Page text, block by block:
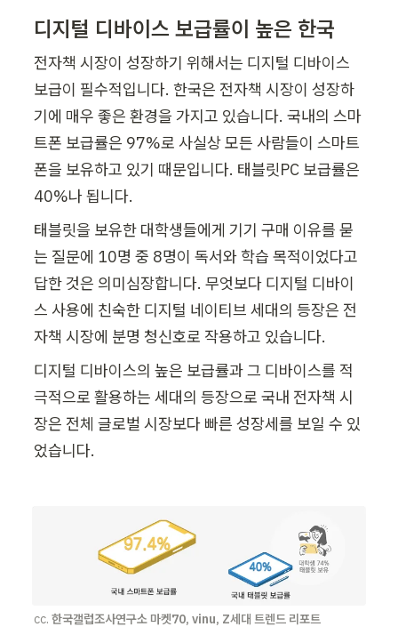
디지털 디바이스 보급률이 높은 한국
전자책 시장이 성장하기 위해서는 디지털 디바이스
보급이 필수적입니다. 한국은 전자책 시장이 성장하
기에 매우 좋은 환경을 가지고 있습니다. 국내의 스마
트폰 보급률은 97%로 사실상 모든 사람들이 스마트
폰을 보유하고 있기 때문입니다. 태블릿PC 보급률은
40%나 됩니다.
태블릿을 보유한 대학생들에게 기기 구매 이유를 묻
는 질문에 10명 중 8명이 독서와 학습 목적이었다고
답한 것은 의미심장합니다. 무엇보다 디지털 디바이
스 사용에 친숙한 디지털 네이티브 세대의 등장은 전
자책 시장에 분명 청신호로 작용하고 있습니다.
디지털 디바이스의 높은 보급률과 그 디바이스를 적
극적으로 활용하는 세대의 등장으로 국내 전자책 시
장은 전체 글로벌 시장보다 빠른 성장세를 보일 수 있
었습니다.
cc. 한국갤럽조사연구소 마켓70, vinu, Z세대 트렌드 리포트